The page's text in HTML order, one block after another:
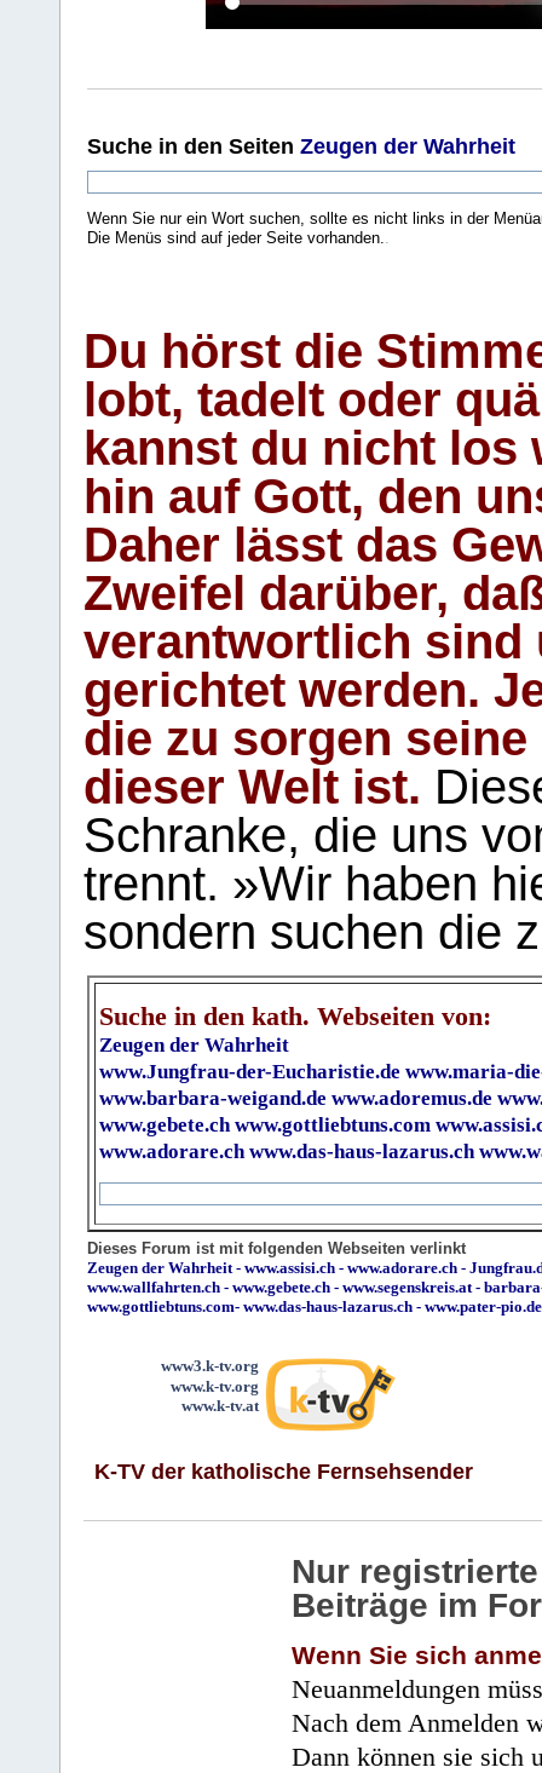
Suche in den Seiten Zeugen der Wahrheit
Wenn Sie nur ein Wort suchen, sollte es nicht links in der
Die Menüs sind auf jeder Seite vorhanden..
Du hörst die
lobt, tadelt oder
kannst du nicht los
hin auf Gott, den
Daher lässt das
Zweifel darüber,
verantwortlich sind
gerichtet werden.
die zu sorgen
dieser Welt ist.
Schranke, die uns
trennt. »Wir haben
sondern suchen die
Suche in den kath. Webseiten von:
Zeugen der Wahrheit
www.Jungfrau-der-Eucharistie.de www.maria-
www.barbara-weigand.de www.adoremus.de
www.gebete.ch www.gottliebtuns.com
www.adorare.ch www.das-haus-lazarus.ch
Dieses Forum ist mit folgenden Webseiten verlinkt
Zeugen der Wahrheit- www.assisi.ch - www.adorare.ch -
www.wallfahrten.ch - www.gebete.ch - www.segenskreis.at-
www.gottliebtuns.com- www.das-haus-lazarus.ch - www.pater-pio.de
www3.k-tv.org
www.k-tv.org
www.k-tv.at
K-TV der katholische Fernsehsender
Nur
Beiträge im
Wenn Sie sich
Neuanmeldungen
Nach dem Anmelden
Dann können sie sich